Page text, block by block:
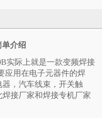
单介绍
际上就是一款变频焊接
应用在电子元器件的焊
，汽车线束，开关触
接厂家和焊接专机厂家